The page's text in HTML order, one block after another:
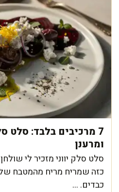
7 מרכיבים בלבד: סלט
ומרענן
סלט סלק יווני מזכיר לי
כזה שמריח מריח מהמטבח
כבדים. ...